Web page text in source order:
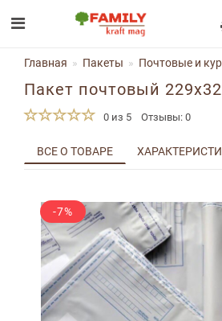
Главная Пакеты Почтовые и
Пакет почтовый
0 из 5 Отзывы: 0
ВСЕ О ТОВАРЕ
-7%